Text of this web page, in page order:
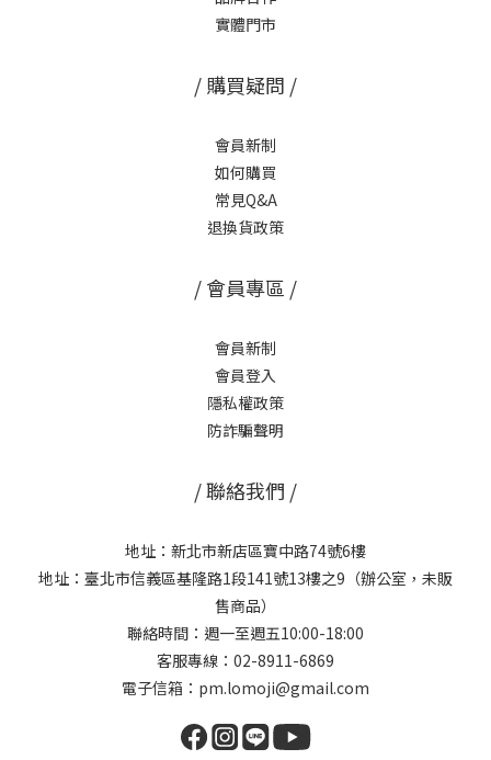
項，代表這是身體提醒你，該把夏天累積的循環問題，趁著節氣轉
換的階段好好整理一下了。 🏠 居家版立秋調理法：泡腳、漢方茶、
後很適合維持泡腳的習慣，透過溫熱水搭配漢方湯浴包，讓身體微
身體慢慢適應接下來早晚轉涼的節奏。👉 推薦搭配：居家 SPA 禮盒
｜足浴漢方循環組（SPA溫感足浴袋＋21入漢方湯浴包） 招二：刮
痧按摩——疏通整個夏天卡住的循環立秋前後很適合透過刮痧按摩幫
身體做一次舒理，把肩頸、下肢悶了一整個夏天的緊繃感順暢梳理
＋杜松生薑全效代謝按摩油 50ml 招三：喝對漢方茶——從「清熱
取，改喝溫熱的漢方茶，讓身體從夏天的清熱模式，慢慢轉換到溫
和滋養的節奏。👉 推薦搭配：漢方養生茶【促進代謝 30Days】如
果整個夏天下來，早起容易感到沉重不舒適，也可以試試：👉 促進
新陳代謝：【極輕濕 10 入】漢方茶 💬 常見問題 FAQQ：立秋之後天
穿著與作息，不需要因為節氣名稱就提前過度添加衣物。Q：立秋和
伏期間（7/25～8/13），代表這段時間可以同時參考夏季放鬆與養
生的居家調理方式，兩者並不衝突。Q：立秋有什麼飲食建議嗎？
A：中醫觀點建議這個階段可以減少大量生冷冰品的攝取，適度補充
溫潤食材與水份，並非要完全禁止，仍以個人身體感受與適應度為
主。Q：立秋當天一定要做什麼特別的養生儀式嗎？ A：立秋更像是
一個提醒身體「準備轉換節奏」的時間點，居家泡腳、刮痧按摩、
喝溫熱茶飲都是可以長期維持的日常保養習慣，並不限於立秋當天
才能開始。 ✍️ 結語立秋不代表馬上就會涼爽，但它提醒我們，身體
實體門市
/ 購買疑問 /
會員新制
如何購買
常見Q&A
退換貨政策
/ 會員專區 /
會員新制
會員登入
隱私權政策
防詐騙聲明
/ 聯絡我們 /
地址：新北市新店區寶中路74號6樓
地址：臺北市信義區基隆路1段141號13樓之9（辦公室，未販
售商品）
聯絡時間：週一至週五10:00-18:00
客服專線：02-8911-6869
電子信箱：pm.lomoji@gmail.com